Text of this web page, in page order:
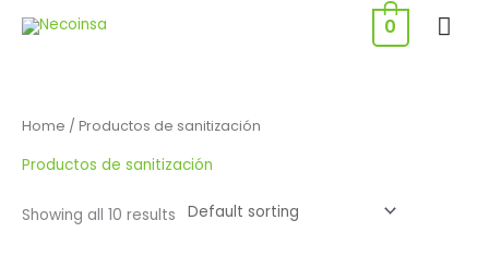
0
Home / Productos de sanitización
Productos de sanitización
Showing all 10 results